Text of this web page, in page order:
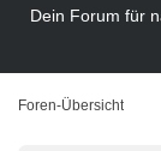
Dein Forum für
Foren-Übersicht